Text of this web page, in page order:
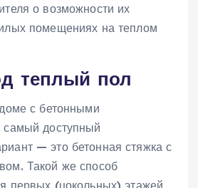
о возможности их
помещениях на теплом
теплый пол
с бетонными
самый доступный
— это бетонная стяжка с
Такой же способ